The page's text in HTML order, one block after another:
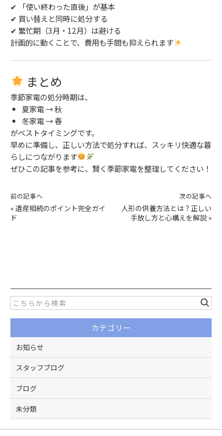
✔ 「使い終わった直後」が基本
✔ 買い替えと同時に処分する
✔ 繁忙期（3月・12月）は避ける
計画的に動くことで、費用も手間も抑えられます
まとめ
季節家電の処分時期は、
夏家電 → 秋
冬家電 → 春
がベストタイミングです。
早めに準備し、正しい方法で処分すれば、スッキリ快適な暮
らしにつながります
ぜひこの記事を参考に、賢く季節家電を整理してください！
前の記事へ
« 遺産相続のポイント完全ガイ
ド
次の記事へ
人形の供養方法とは？正しい
手放し方と心構えを解説 »
カテゴリー
お知らせ
スタッフブログ
ブログ
未分類